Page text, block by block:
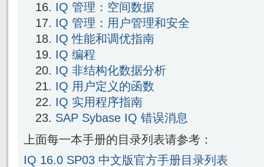
IQ 管理：空间数据
IQ 管理：用户管理和安全
IQ 性能和调优指南
IQ 编程
IQ 非结构化数据分析
IQ 用户定义的函数
IQ 实用程序指南
SAP Sybase IQ 错误消息
上面每一本手册的目录列表请参考：
IQ 16.0 SP03 中文版官方手册目录列表